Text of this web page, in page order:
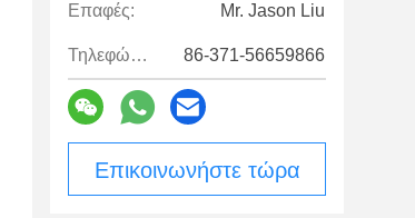
Επαφές: Mr. Jason Liu
Τηλεφώνημα: 86-371-56659866
Επικοινωνήστε τώρα